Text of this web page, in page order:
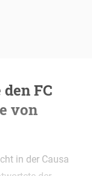
FC
von
in der Causa